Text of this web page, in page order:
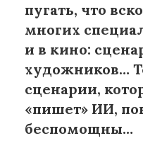
пугать, что
многих
и в кино:
художников…
сценарии,
«пишет» ИИ,
беспомощны…